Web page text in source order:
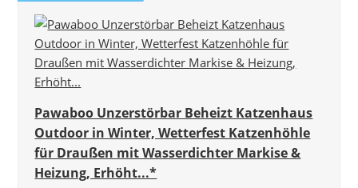
Pawaboo Unzerstörbar Beheizt Katzenhaus
Outdoor in Winter, Wetterfest Katzenhöhle
für Draußen mit Wasserdichter Markise &
Heizung, Erhöht...*